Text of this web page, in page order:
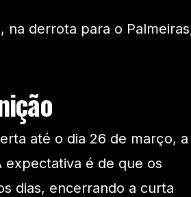
na derrota para o
até o dia 26 de março, a
expectativa é de que os
dias, encerrando a curta